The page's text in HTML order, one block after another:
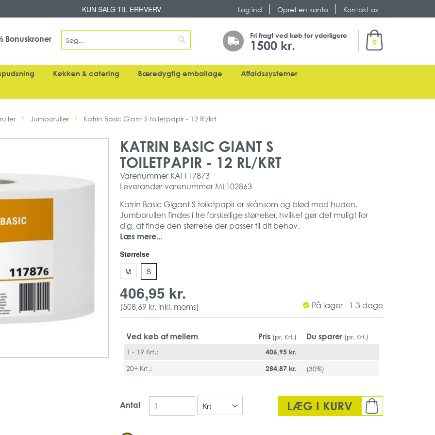
Skip
to
Content
Log ind Opret en konto Kontakt os
KUN SALG TIL ERHVERV
0
Fri fragt ved køb for yderligere
1500 kr.
Search
Search
Bonuskroner
Køkken & catering Bæredygtig emballage
Affaldssystemer
Jumboruller Katrin Basic Giant S toiletpapir - 12 Rl/krt
KATRIN BASIC GIANT S
TOILETPAPIR - 12 RL/KRT
Varenummer KAT117873
Leverandør varenummer ML102863
Katrin Basic Gigant S toiletpapir er skånsom og blød mod huden.
Jumborullen findes i tre forskellige størrelser, hvilket gør det muligt for
dig, at finde den størrelse der passer til dit behov.
Katrin Basic Gigant S egner sig til almindelige andvendelsesområder i
Produktet er svanemærket, hvilket også er med til at sikre kvaliteten.
1-lags toiletpapir
Natur hvid
Længde: 265 m pr. rulle
Bredde: 9,8 cm pr. rulle
Antal: 12 ruller pr. colli
Vægt: 0,0660 kg pr. rulle
Læs mere...
Størrelse
M
S
406,95 kr.
(508,69 kr.inkl. moms) På lager - 1-3 dage
Ved køb af mellem Pris (pr. Krt.) Du sparer (pr. Krt.)
1 - 19 Krt.:
406,95 kr.
20+ Krt.:
284,87 kr. (30%)
Antal LÆG I KURV